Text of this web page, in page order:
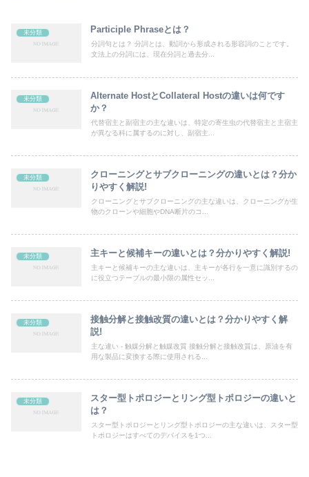
未分類 Participle Phraseとは？
分詞句とは？ 分詞とは、動詞から形成される形容詞のことです。
文法上の分詞には、現在分詞と過去分...
未分類
Alternate HostとCollateral Hostの違いは何です
か？
代替宿主と副宿主の主な違いは、特定の寄生虫の代替宿主と主宿主
が異なる科に属するのに対し、副宿主...
未分類
クローニングとサブクローニングの違いとは？分か
りやすく解説!
クローニングとサブクローニングの主な違いは、クローニングが生
物のクローンや細胞やDNA断片のコ...
未分類 主キーと候補キーの違いとは？分かりやすく解説!
主キーと候補キーの主な違いは、主キーが各行を一意に識別するの
に役立つテーブルの最小限の属性セッ...
未分類
接触分解と接触改質の違いとは？分かりやすく解
説!
主な違い - 触媒分解と触媒改質 接触分解と接触改質は、原油を有
用な製品に変換する際に使用される...
未分類
スター型トポロジーとリング型トポロジーの違いと
は？
スター型トポロジーとリング型トポロジーの主な違いは、スター型
トポロジーはすべてのデバイスを1つ...